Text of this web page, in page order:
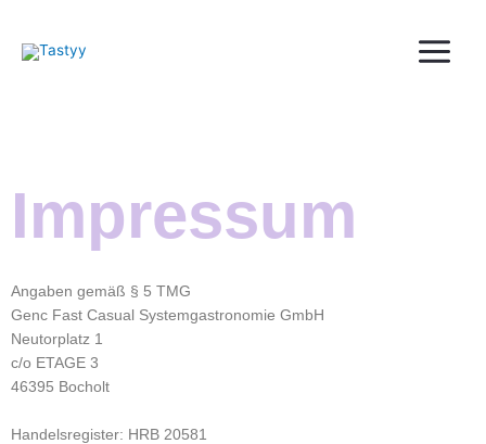
springen
Impressum
Angaben gemäß § 5 TMG
Genc Fast Casual Systemgastronomie GmbH
Neutorplatz 1
c/o ETAGE 3
46395 Bocholt
Handelsregister: HRB 20581